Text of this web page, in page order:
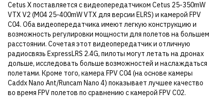
Cetus X поставляется с видеопередатчиком Cetus 25-350mW
VTX V2 (M04 25-400mW VTX для версии ELRS) и камерой FPV
C04. Оба видеопередатчика имеют легкую конструкцию и
возможность регулировки мощности для полетов на большем
расстоянии. Сочетая этот видеопередатчик и отличную
радиосвязь ExpressLRS 2.4G, пилоты могут летать на дронах
дольше, исследовать больше возможностей и наслаждаться
полетами. Кроме того, камера FPV C04 (на основе камеры
Caddx Nano Ant/Runcam Nano 4) показывает лучшее качество
во время FPV полетов по сравнению с камерой FPV C02.